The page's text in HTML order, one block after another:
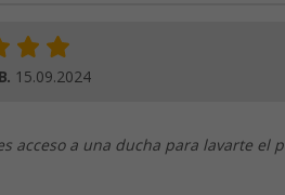
15.09.2024
acceso a una ducha para lavarte el